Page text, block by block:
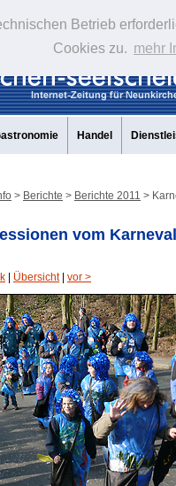
Betrieb
Cookies zu. mehr
Handel
> Berichte > Berichte 2011 >
vom
Übersicht| vor >